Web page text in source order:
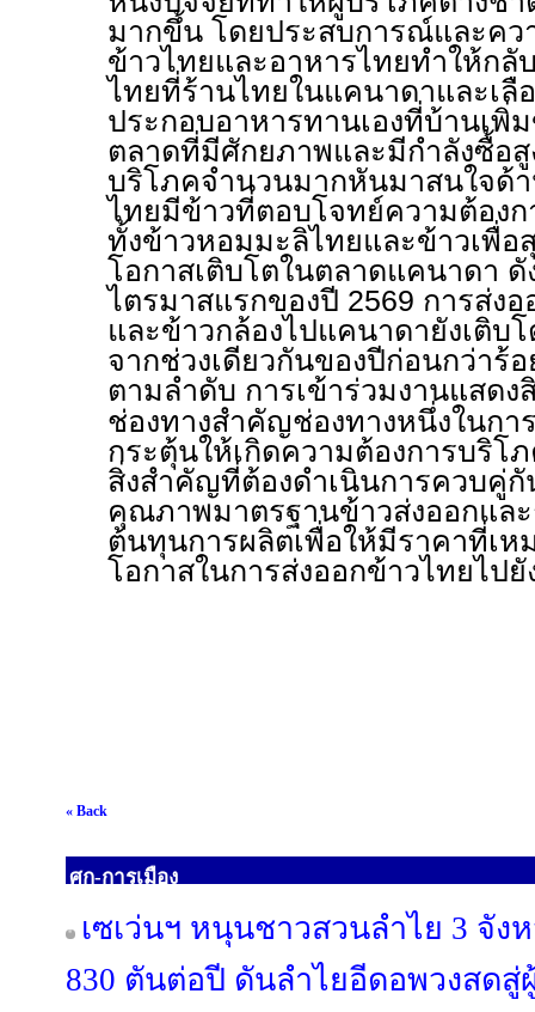
มากขึ้น โดยประสบการณ์และคว
ข้าวไทยและอาหารไทยทำให้กลั
ไทยที่ร้านไทยในแคนาดาและเลื
ประกอบอาหารทานเองที่บ้านเพิ่
ตลาดที่มีศักยภาพและมีกำลังซื้อ
บริโภคจำนวนมากหันมาสนใจด้
ไทยมีข้าวที่ตอบโจทย์ความต้อง
ทั้งข้าวหอมมะลิไทยและข้าวเพื่อ
โอกาสเติบโตในตลาดแคนาดา ดั
ไตรมาสแรกของปี 2569 การส่ง
และข้าวกล้องไปแคนาดายังเติบ
จากช่วงเดียวกันของปีก่อนกว่าร้
ตามลำดับ การเข้าร่วมงานแสด
ช่องทางสำคัญช่องทางหนึ่งในกา
กระตุ้นให้เกิดความต้องการบริโ
สิ่งสำคัญที่ต้องดำเนินการควบคู่
คุณภาพมาตรฐานข้าวส่งออกแล
ต้นทุนการผลิตเพื่อให้มีราคาที่เห
โอกาสในการส่งออกข้าวไทยไป
« Back
ศก-การเมือง
เซเว่นฯ หนุนชาวสวนลำไย 3 จัง
830 ตันต่อปี ดันลำไยอีดอพวงสด